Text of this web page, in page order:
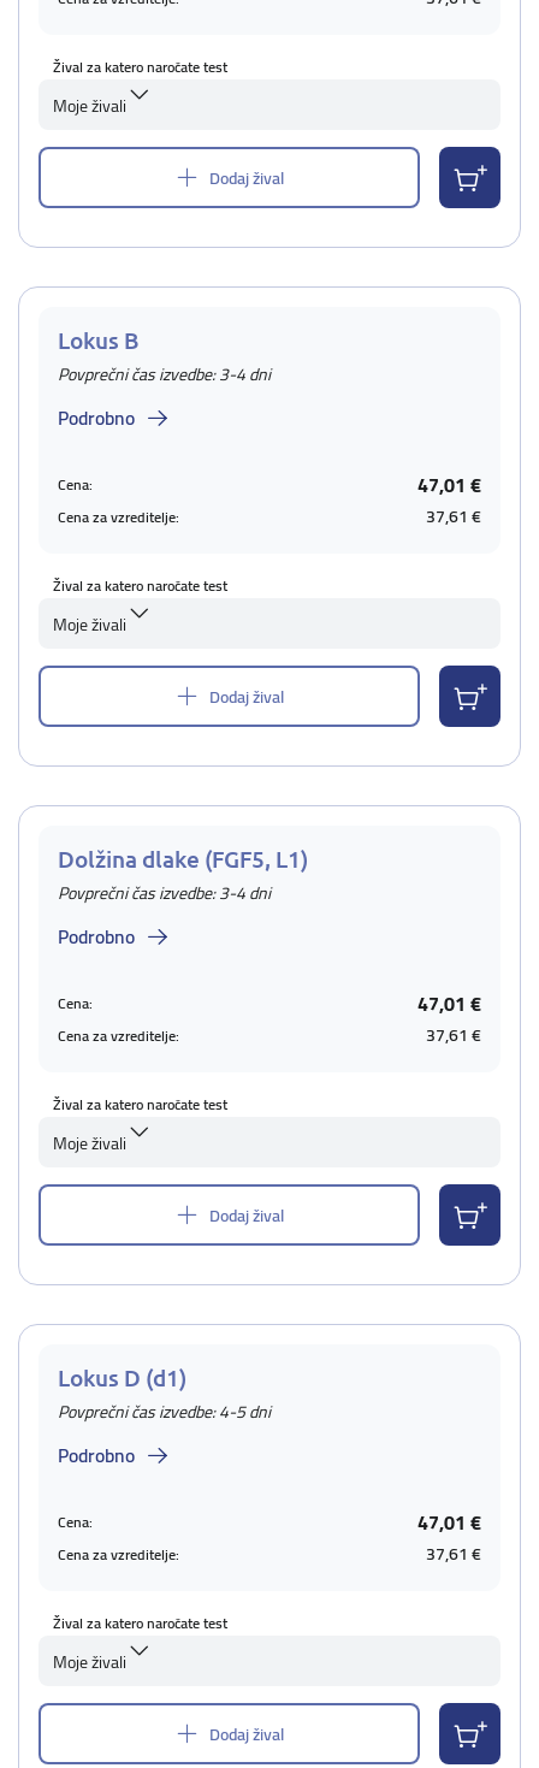
Žival za katero naročate test
Moje živali
Dodaj žival
Lokus B
Povprečni čas izvedbe: 3-4 dni
Podrobno
Cena: 47,01 €
Cena za vzreditelje: 37,61 €
Žival za katero naročate test
Moje živali
Dodaj žival
Dolžina dlake (FGF5, L1)
Povprečni čas izvedbe: 3-4 dni
Podrobno
Cena: 47,01 €
Cena za vzreditelje: 37,61 €
Žival za katero naročate test
Moje živali
Dodaj žival
Lokus D (d1)
Povprečni čas izvedbe: 4-5 dni
Podrobno
Cena: 47,01 €
Cena za vzreditelje: 37,61 €
Žival za katero naročate test
Moje živali
Dodaj žival